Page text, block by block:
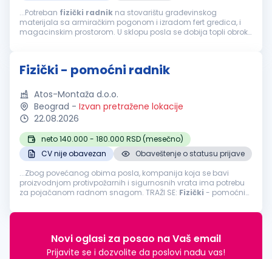
...Potreban fizički radnik na stovarištu građevinskog
materijala sa armiračkim pogonom i izradom fert gredica, i
magacinskim prostorom. U sklopu posla se dobija topli obrok
Fizički - pomoćni radnik
Atos-Montaža d.o.o.
Beograd - Izvan pretražene lokacije
22.08.2026
neto 140.000 - 180.000 RSD (mesečno)
CV nije obavezan
Obaveštenje o statusu prijave
...Zbog povećanog obima posla, kompanija koja se bavi
proizvodnjom protivpožarnih i sigurnosnih vrata ima potrebu
za pojačanom radnom snagom. TRAŽI SE: Fizički - pomoćni
Opis posla: Utovar...
Novi oglasi za posao na Vaš email
Prijavite se i dozvolite da poslovi nađu vas!